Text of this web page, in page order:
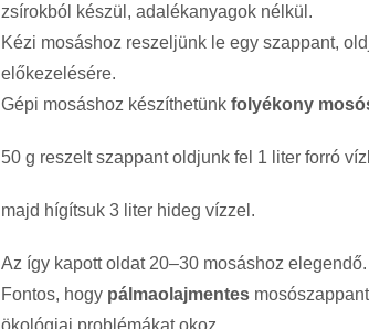
zsírokból készül, adalékanyagok nélkül.
Kézi mosáshoz reszeljünk le egy szappant,
előkezelésére.
Gépi mosáshoz készíthetünk folyékony
50 g reszelt szappant oldjunk fel 1 liter forró
majd hígítsuk 3 liter hideg vízzel.
Az így kapott oldat 20–30 mosáshoz elegendő.
Fontos, hogy pálmaolajmentes
ökológiai problémákat okoz.